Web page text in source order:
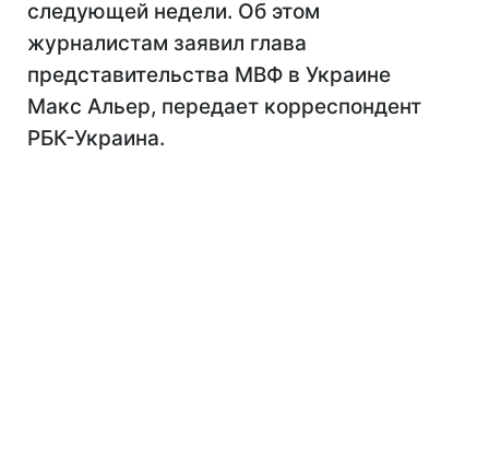
следующей недели. Об этом
журналистам заявил глава
представительства МВФ в Украине
Макс Альер, передает корреспондент
РБК-Украина.